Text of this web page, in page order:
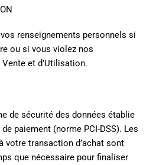
renseignements personnels si
ou si vous violez nos
et d’Utilisation.
de sécurité des données établie
paiement (norme PCI-DSS). Les
votre transaction d’achat sont
que nécessaire pour finaliser